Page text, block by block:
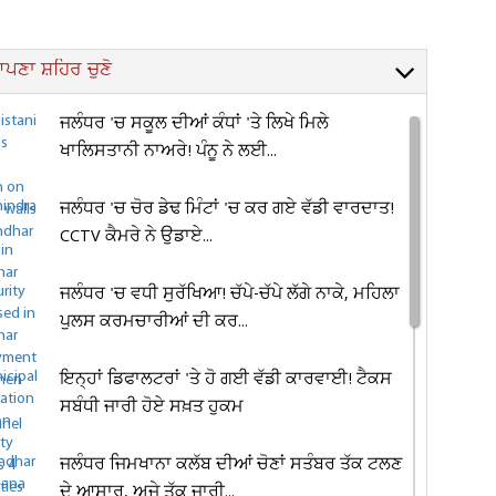
ਸ਼ਹਿਰ ਚੁਣੋ
ਜਲੰਧਰ 'ਚ ਸਕੂਲ ਦੀਆਂ ਕੰਧਾਂ 'ਤੇ ਲਿਖੇ ਮਿਲੇ
ਖਾਲਿਸਤਾਨੀ ਨਾਅਰੇ! ਪੰਨੂ ਨੇ ਲਈ...
ਜਲੰਧਰ 'ਚ ਚੋਰ ਡੇਢ ਮਿੰਟਾਂ 'ਚ ਕਰ ਗਏ ਵੱਡੀ ਵਾਰਦਾਤ!
CCTV ਕੈਮਰੇ ਨੇ ਉਡਾਏ...
ਜਲੰਧਰ 'ਚ ਵਧੀ ਸੁਰੱਖਿਆ! ਚੱਪੇ-ਚੱਪੇ ਲੱਗੇ ਨਾਕੇ, ਮਹਿਲਾ
ਪੁਲਸ ਕਰਮਚਾਰੀਆਂ ਦੀ ਕਰ...
ਇਨ੍ਹਾਂ ਡਿਫਾਲਟਰਾਂ 'ਤੇ ਹੋ ਗਈ ਵੱਡੀ ਕਾਰਵਾਈ! ਟੈਕਸ
ਸਬੰਧੀ ਜਾਰੀ ਹੋਏ ਸਖ਼ਤ ਹੁਕਮ
ਜਲੰਧਰ ਜਿਮਖਾਨਾ ਕਲੱਬ ਦੀਆਂ ਚੋਣਾਂ ਸਤੰਬਰ ਤੱਕ ਟਲਣ